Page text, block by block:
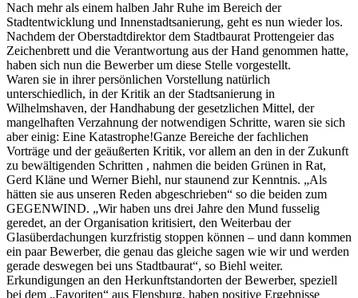
Nach mehr als einem halben Jahr Ruhe im Bereich der
Stadtentwicklung und Innenstadtsanierung, geht es nun wieder los.
Nachdem der Oberstadtdirektor dem Stadtbaurat Prottengeier das
Zeichenbrett und die Verantwortung aus der Hand genommen hatte,
haben sich nun die Bewerber um diese Stelle vorgestellt.
Waren sie in ihrer persönlichen Vorstellung natürlich
unterschiedlich, in der Kritik an der Stadtsanierung in
Wilhelmshaven, der Handhabung der gesetzlichen Mittel, der
mangelhaften Verzahnung der notwendigen Schritte, waren sie sich
aber einig: Eine Katastrophe!Ganze Bereiche der fachlichen
Vorträge und der geäußerten Kritik, vor allem an den in der Zukunft
zu bewältigenden Schritten , nahmen die beiden Grünen in Rat,
Gerd Kläne und Werner Biehl, nur staunend zur Kenntnis. „Als
hätten sie aus unseren Reden abgeschrieben“ so die beiden zum
GEGENWIND. „Wir haben uns drei Jahre den Mund fusselig
geredet, an der Organisation kritisiert, den Weiterbau der
Glasüberdachungen kurzfristig stoppen können – und dann kommen
ein paar Bewerber, die genau das gleiche sagen wie wir und werden
gerade deswegen bei uns Stadtbaurat“, so Biehl weiter.
Erkundigungen an den Herkunftstandorten der Bewerber, speziell
bei dem „Favoriten“ aus Flensburg, haben positive Ergebnisse